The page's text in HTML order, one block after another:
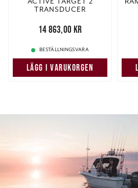
TRANSDUCER
14 863,00 kr
14 863,00 kr
BESTÄLLNINGSVARA
LÄGG I VARUKORGEN